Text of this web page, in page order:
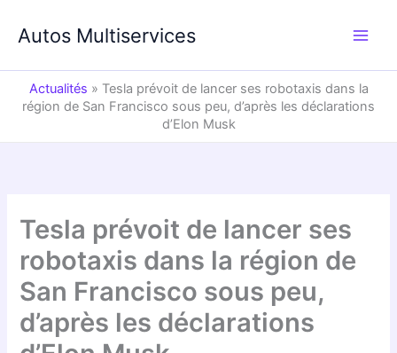
Autos Multiservices
Actualités » Tesla prévoit de lancer ses robotaxis dans la
région de San Francisco sous peu, d’après les déclarations
d’Elon Musk
Tesla prévoit de lancer ses
robotaxis dans la région de
San Francisco sous peu,
d’après les déclarations